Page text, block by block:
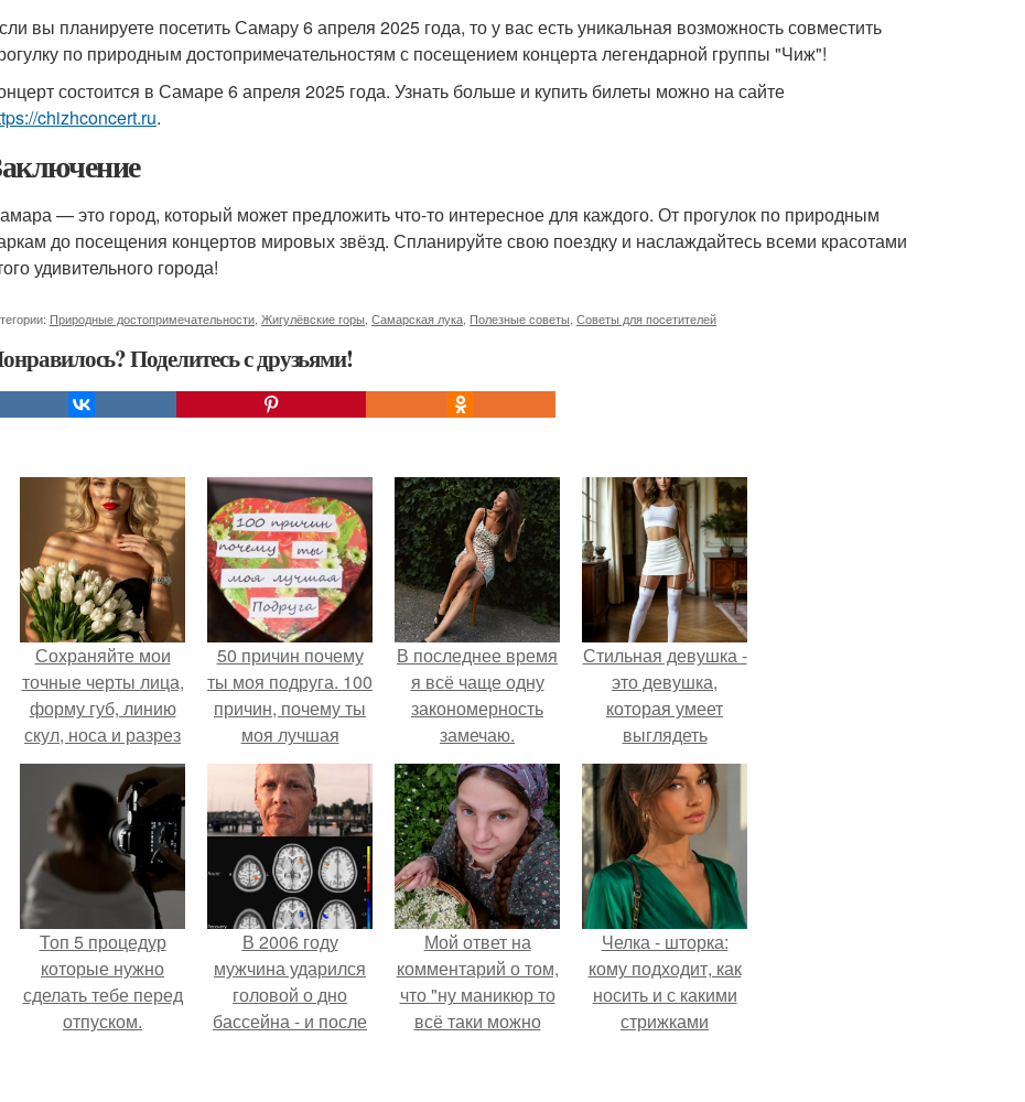
вы планируете посетить Самару 6 апреля 2025 года, то у вас есть уникальная возможность совместить
по природным достопримечательностям с посещением концерта легендарной группы "Чиж"!
состоится в Самаре 6 апреля 2025 года. Узнать больше и купить билеты можно на сайте
chizhconcert.ru.
— это город, который может предложить что-то интересное для каждого. От прогулок по природным
до посещения концертов мировых звёзд. Спланируйте свою поездку и наслаждайтесь всеми красотами
удивительного города!
Природные достопримечательности Жигулёвские горы Самарская лука Полезные советы Советы для посетителей
Поделитесь с друзьями!
Сохраняйте мои
точные черты лица,
форму губ, линию
скул, носа и разрез
глаз.
50 причин почему
ты моя подруга. 100
причин, почему ты
моя лучшая
подруга.
В последнее время
я всё чаще одну
закономерность
замечаю.
Стильная девушка -
это девушка,
которая умеет
выглядеть
привлекательно и
элегантно в любои
ситуации.
Топ 5 процедур
которые нужно
сделать тебе перед
отпуском.
В 2006 году
мужчина ударился
головой о дно
бассейна - и после
Мой ответ на
комментарий о том,
что "ну маникюр то
всё таки можно
Челка - шторка:
кому подходит, как
носить и с какими
стрижками